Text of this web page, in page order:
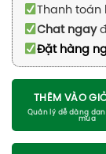
Thanh toán
Chat ngay
Đặt hàng
THÊM VÀO